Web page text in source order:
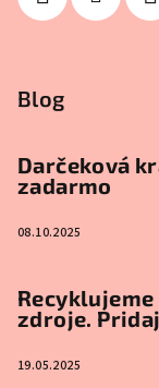
Blog
Darčeková
zadarmo
08.10.2025
zdroje.
19.05.2025